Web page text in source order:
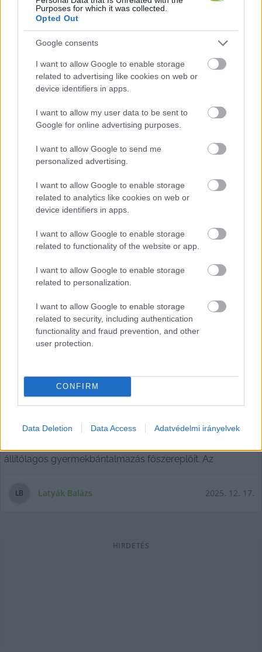
Purposes for which it was collected.
Opted Out
Google consents
I want to allow Google to enable storage
related to advertising like cookies on web or
device identifiers in apps.
I want to allow my user data to be sent to
Google for online advertising purposes.
I want to allow Google to send me
personalized advertising.
I want to allow Google to enable storage
related to analytics like cookies on web or
device identifiers in apps.
I want to allow Google to enable storage
related to functionality of the website or app.
I want to allow Google to enable storage
related to personalization.
I want to allow Google to enable storage
related to security, including authentication
functionality and fraud prevention, and other
user protection.
CONFIRM
Data Deletion Data Access Adatvédelmi irányelvek
Idén Kecskemét több városrészén
fejleszti optikai hálózatát a
Telekom – mutatjuk a pontos listát
Nemrég kidrült, hogy a Vacsiközben és Bethlenvárosban
élők egy nagysebességű optikai internethálózat kiépítését
szorgalmaznák – derült ki a Vacsiközi
Latyák Balázs
Kecskeméten: az érintett óvónők
szerint bosszútól vezérelt lejárató
hadjárat zajlik
A KecsUP Híreknek sikerült megszólaltatnia a vacsiközi
állítólagos gyermekbántalmazás főszereplőit. Az
LB Latyák Balázs 2025. 12. 17.
HIRDETÉS